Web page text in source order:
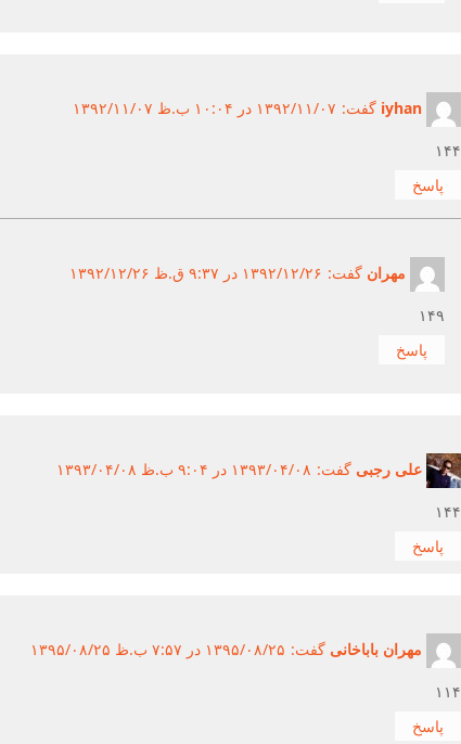
iyhan گفت: ۱۳۹۲/۱۱/۰۷ در ۱۰:۰۴ ب.ظ ۱۳۹۲/۱۱/۰۷
۱۴۴
پاسخ
مهران گفت: ۱۳۹۲/۱۲/۲۶ در ۹:۳۷ ق.ظ ۱۳۹۲/۱۲/۲۶
۱۴۹
پاسخ
علی رجبی گفت: ۱۳۹۳/۰۴/۰۸ در ۹:۰۴ ب.ظ ۱۳۹۳/۰۴/۰۸
۱۴۴
پاسخ
مهران باباخانی گفت: ۱۳۹۵/۰۸/۲۵ در ۷:۵۷ ب.ظ ۱۳۹۵/۰۸/۲۵
۱۱۴
پاسخ